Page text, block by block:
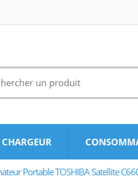
CHARGEUR
Portable TOSHIBA Satellite